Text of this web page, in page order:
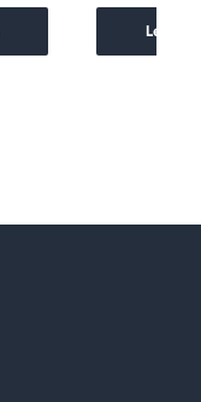
Legg i